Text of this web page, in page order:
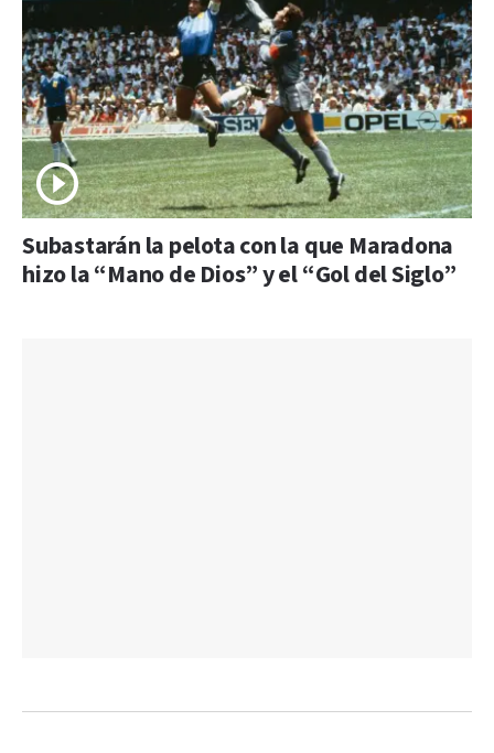
Subastarán la pelota con la que Maradona
hizo la “Mano de Dios” y el “Gol del Siglo”